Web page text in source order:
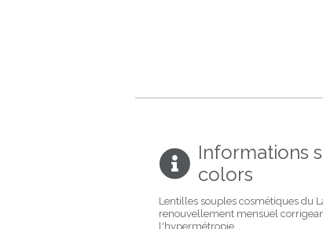
Informations
colors
Lentilles souples cosmétiques du
renouvellement mensuel
l'hypermétropie.